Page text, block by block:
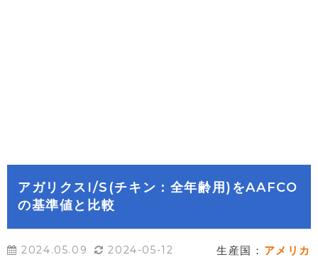
アガリクスI/S(チキン：全年齢用)をAAFCO
の基準値と比較
2024.05.09 2024-05-12 生産国： アメリカ